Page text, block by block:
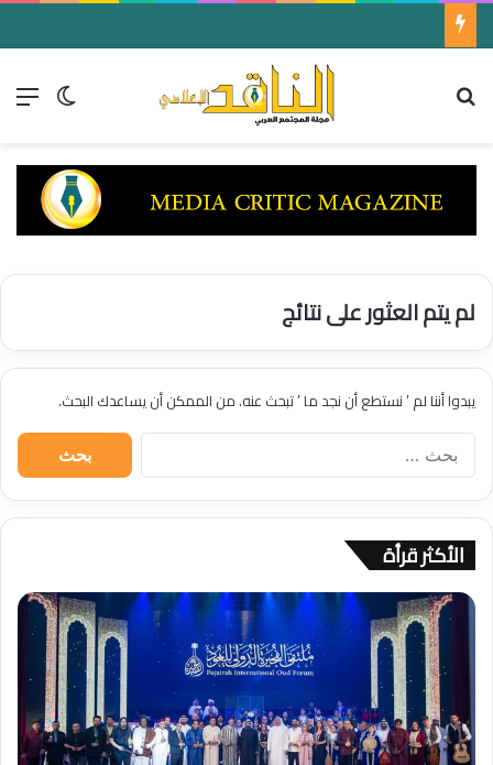
الوضع
لم يتم العثور على نتائج
يبدوا أننا لم ’ نستطع أن نجد ما ’ تبحث عنه. من الممكن أن يساعدك البحث.
ا
ح
:
الأكثر قرأة